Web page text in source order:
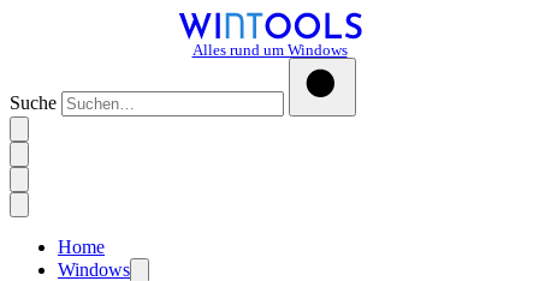
Alles rund um Windows
Suche
Home
Windows